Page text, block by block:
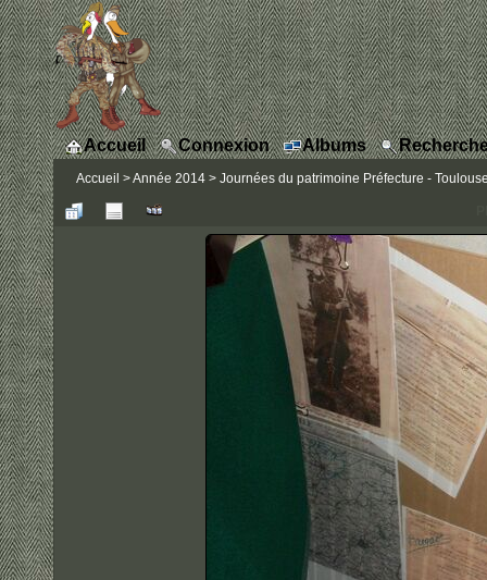
Accueil Connexion Albums
Accueil >Année 2014 > Journées du patrimoine Préfecture -